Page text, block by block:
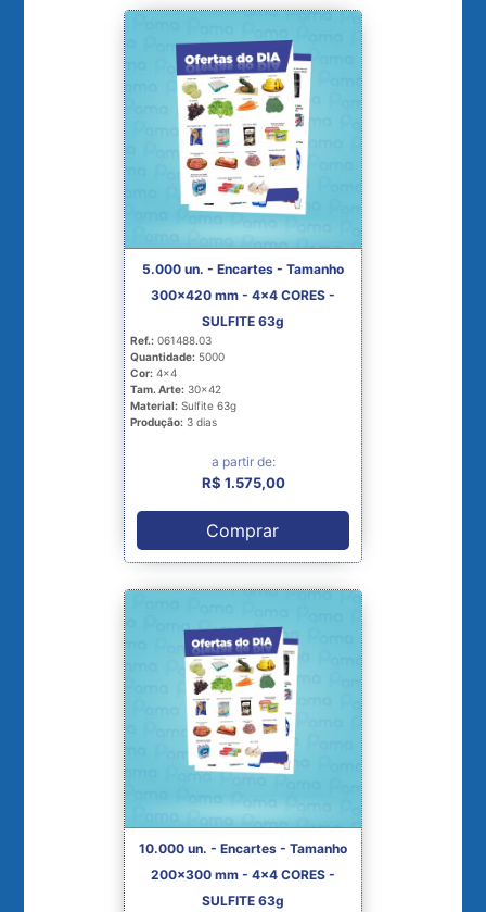
5.000 un. - Encartes - Tamanho
300x420 mm - 4x4 CORES -
SULFITE 63g
Ref.: 061488.03
Quantidade: 5000
Cor: 4x4
Tam. Arte: 30x42
Material: Sulfite 63g
Produção: 3 dias
a partir de:
R$ 1.575,00
Comprar
10.000 un. - Encartes - Tamanho
200x300 mm - 4x4 CORES -
SULFITE 63g